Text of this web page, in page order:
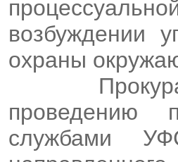
возбуждении
охраны
проведению
службами